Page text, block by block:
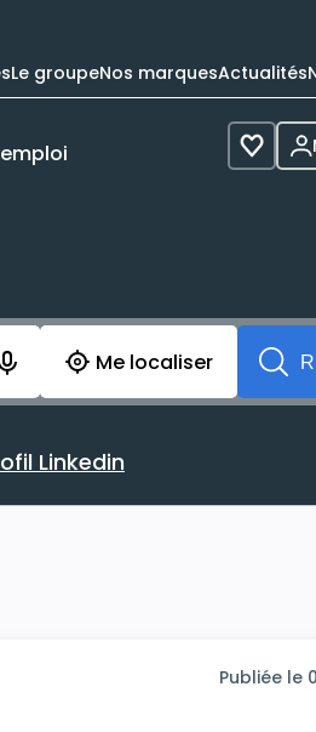
Le groupeNos marquesActualités
Voir
avant
Me localiser
avec votre profil Linkedin
Linkedin
Publiée le